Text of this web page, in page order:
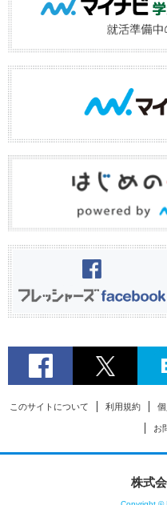
このサイトについて 利用規約
お
株式